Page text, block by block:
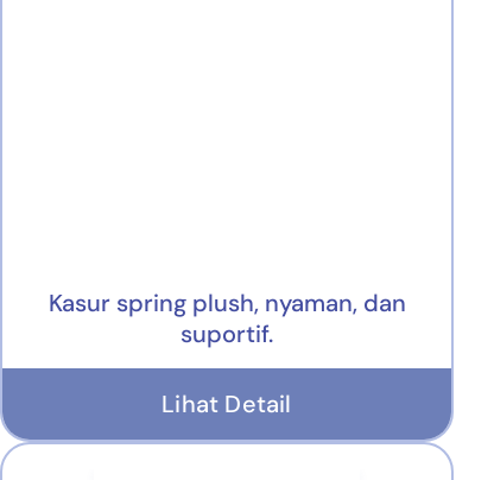
Kasur spring plush, nyaman, dan
suportif.
Lihat Detail